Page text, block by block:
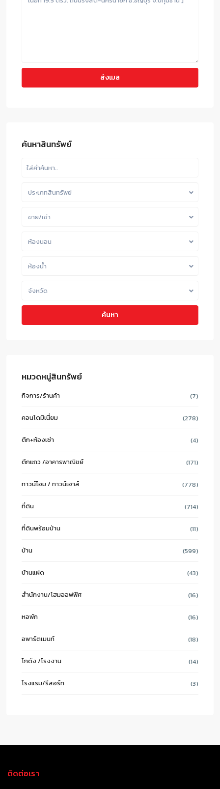
ค้นหาสินทรัพย์
ประเภทสินทรัพย์
ขาย/เช่า
ห้องนอน
ห้องน้ำ
จังหวัด
ค้นหา
หมวดหมู่สินทรัพย์
กิจการ/ร้านค้า (7)
คอนโดมิเนี่ยม (278)
ตึก+ห้องเช่า (4)
ตึกแถว /อาคารพาณิชย์ (171)
ทาวน์โฮม / ทาวน์เฮาส์ (778)
ที่ดิน (714)
ที่ดินพร้อมบ้าน (11)
บ้าน (599)
บ้านแฝด (43)
สำนักงาน/โฮมออฟฟิศ (16)
หอพัก (16)
อพาร์ตเมนท์ (18)
โกดัง /โรงงาน (14)
โรงแรม/รีสอร์ท (3)
ติดต่อเรา